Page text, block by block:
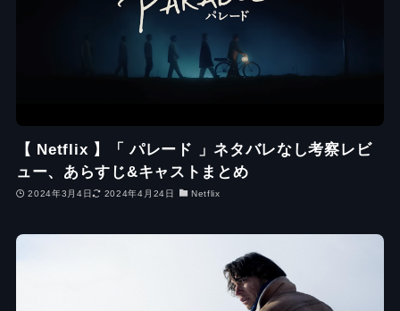
【 Netflix 】「 パレード 」ネタバレなし考察レビ
ュー、あらすじ&キャストまとめ
2024年3月4日 2024年4月24日 Netflix